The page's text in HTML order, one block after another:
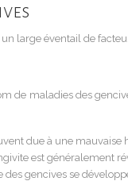
large éventail de
de maladies des
due à une
est généralement
gencives se